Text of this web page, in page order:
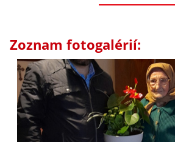
Zoznam fotogalérií: